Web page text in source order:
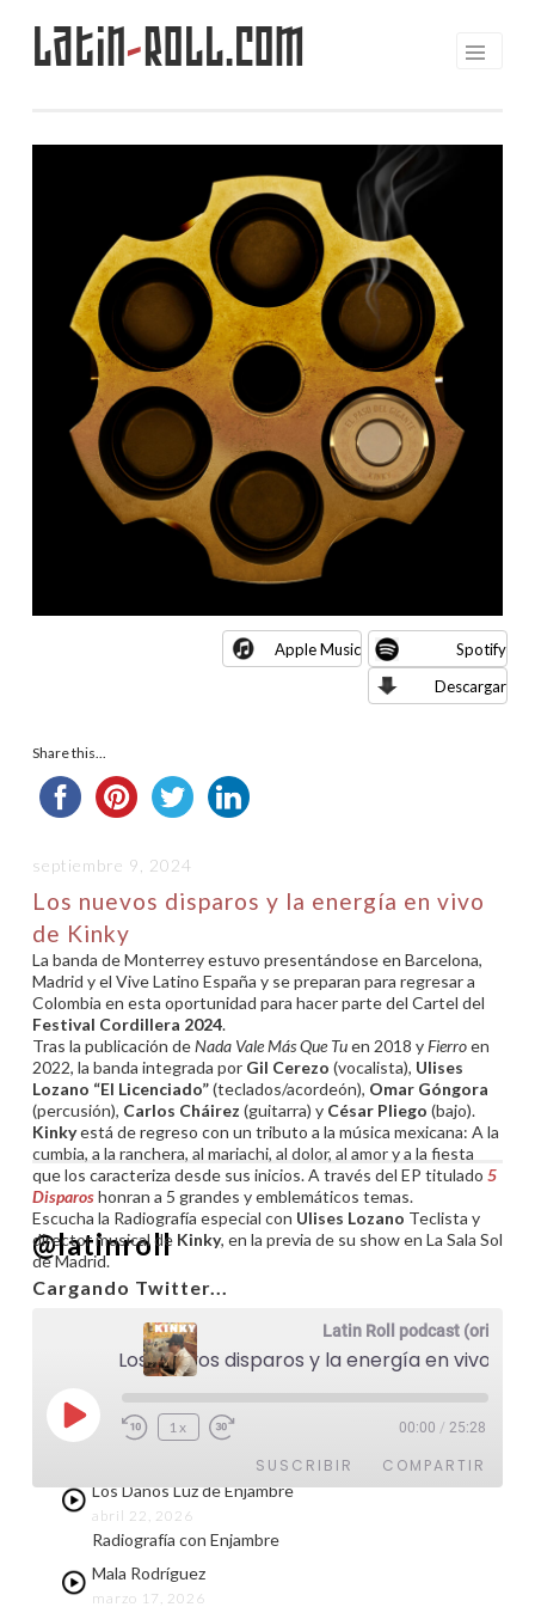
Saltar
Latin-Roll.com
Apple Music
Spotify
Descargar
Share this...
septiembre 9, 2024
Los nuevos disparos y la energía en vivo
de Kinky
La banda de Monterrey estuvo presentándose en Barcelona,
Madrid y el Vive Latino España y se preparan para regresar a
Colombia en esta oportunidad para hacer parte del Cartel del
Festival Cordillera 2024.
Tras la publicación deNada Vale Más Que Tuen 2018 yFierroen
2022, la banda integrada por Gil Cerezo (vocalista), Ulises
Lozano “El Licenciado”(teclados/acordeón), Omar Góngora
(percusión), Carlos Cháirez (guitarra) y César Pliego (bajo).
Kinkyestá de regreso con un tributo a la música mexicana: A la
cumbia, a la ranchera, al mariachi, al dolor, al amor y a la fiesta
que los caracteriza desde sus inicios. A través del EP titulado 5
Disparoshonran a 5 grandes y emblemáticos temas.
Escucha la Radiografía especial con Ulises Lozano Teclista y
director musical de Kinky, en la previa de su show en La Sala Sol
de Madrid.
Latin Roll podcast (original)
Reproducir
episodio
1x 00:00 / 25:28
SUSCRIBIR COMPARTIR
FEED RSS
COMPARTIR
ENLACE
@latinroll
Cargando Twitter...
Últimos podcasts
mayo 11, 2026
Comenzamos los especiales de nuestro 20 aniversario
con esta entrevista especial.
Los Daños Luz de Enjambre
abril 22, 2026
Radiografía con Enjambre
Mala Rodríguez
marzo 17, 2026